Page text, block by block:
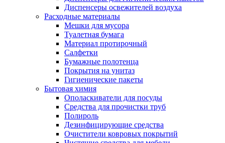
Диспенсеры освежителей воздуха
Расходные материалы
Мешки для мусора
Туалетная бумага
Материал протирочный
Салфетки
Бумажные полотенца
Покрытия на унитаз
Гигиенические пакеты
Бытовая химия
Ополаскиватели для посуды
Средства для прочистки труб
Полироль
Дезинфицирующие средства
Очистители ковровых покрытий